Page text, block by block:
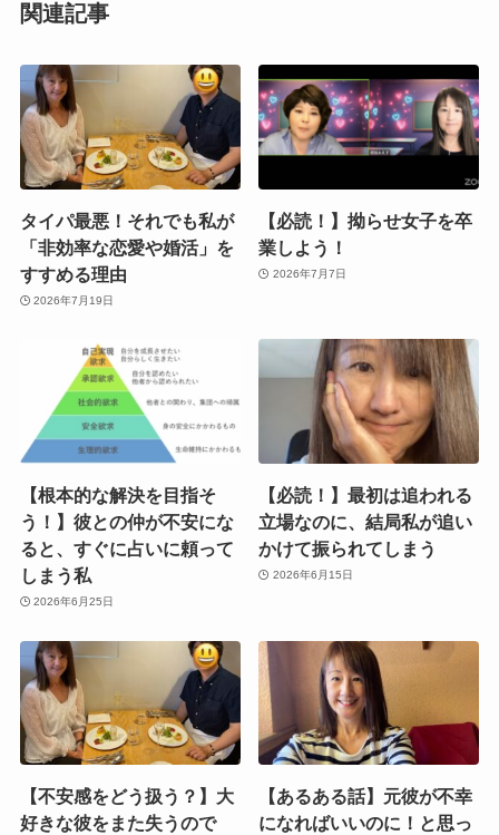
関連記事
タイパ最悪！それでも私が
「非効率な恋愛や婚活」を
すすめる理由
2026年7月19日
【必読！】拗らせ女子を卒
業しよう！
2026年7月7日
【根本的な解決を目指そ
う！】彼との仲が不安にな
ると、すぐに占いに頼って
しまう私
2026年6月25日
【必読！】最初は追われる
立場なのに、結局私が追い
かけて振られてしまう
2026年6月15日
【不安感をどう扱う？】大
好きな彼をまた失うので
【あるある話】元彼が不幸
になればいいのに！と思っ